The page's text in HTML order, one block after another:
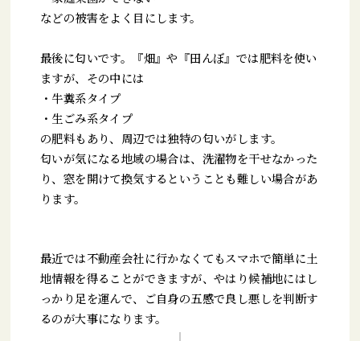
などの被害をよく目にします。
最後に匂いです。『畑』や『田んぼ』では肥料を使い
ますが、その中には
・牛糞系タイプ
・生ごみ系タイプ
の肥料もあり、周辺では独特の匂いがします。
匂いが気になる地域の場合は、洗濯物を干せなかった
り、窓を開けて換気するということも難しい場合があ
ります。
最近では不動産会社に行かなくてもスマホで簡単に土
地情報を得ることができますが、やはり候補地にはし
っかり足を運んで、ご自身の五感で良し悪しを判断す
るのが大事になります。